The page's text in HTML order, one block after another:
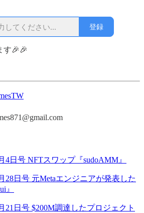
登録
す🎉🎉
4日号 NFTスワップ『sudoAMM』
28日号 元Metaエンジニアが発表した
』
21日号 $200M調達したプロジェクト